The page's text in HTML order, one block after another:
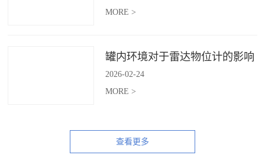
MORE >
罐内环境对于雷达物位计的影响
2026-02-24
MORE >
查看更多